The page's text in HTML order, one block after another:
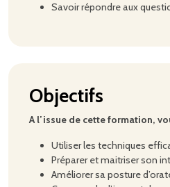
Savoir répondre aux
Objectifs
A l’issue de cette formation,
Utiliser les techniques
Préparer et maitriser son
Améliorer sa posture